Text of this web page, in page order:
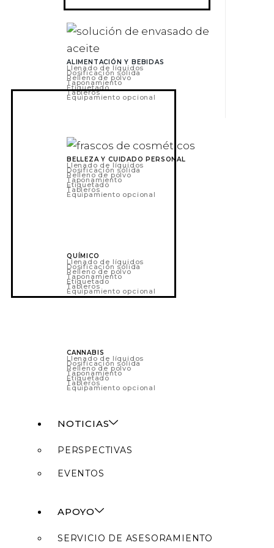
ALIMENTACIÓN Y BEBIDAS
Llenado de líquidos
Dosificación sólida
Relleno de polvo
Taponamiento
Etiquetado
Tableros
Equipamiento opcional
BELLEZA Y CUIDADO PERSONAL
Llenado de líquidos
Dosificación sólida
Relleno de polvo
Taponamiento
Etiquetado
Tableros
Equipamiento opcional
QUÍMICO
Llenado de líquidos
Dosificación sólida
Relleno de polvo
Taponamiento
Etiquetado
Tableros
Equipamiento opcional
CANNABIS
Llenado de líquidos
Dosificación sólida
Relleno de polvo
Taponamiento
Etiquetado
Tableros
Equipamiento opcional
NOTICIAS
PERSPECTIVAS
EVENTOS
APOYO
SERVICIO DE ASESORAMIENTO